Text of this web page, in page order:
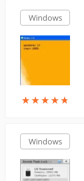
Windows
★★★★★
★★★★★
Windows